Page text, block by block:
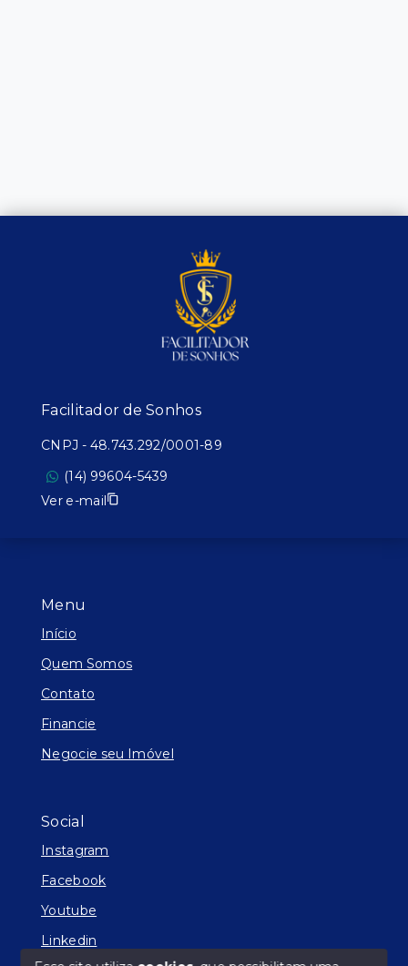
Menu
Início
Quem Somos
Contato
Financie
Negocie seu Imóvel
Social
Instagram
Facebook
Youtube
Linkedin
Facilitador de Sonhos
CNPJ - 48.743.292/0001-89
(14) 99604-5439
Ver e-mail